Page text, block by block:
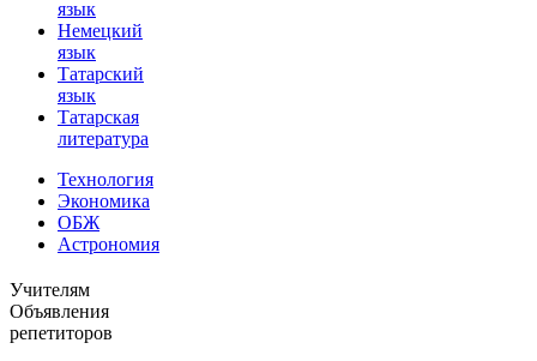
язык
Немецкий
язык
Татарский
язык
Татарская
литература
Технология
Экономика
ОБЖ
Астрономия
Учителям
Объявления
репетиторов